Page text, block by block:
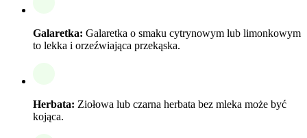
Galaretka: Galaretka o smaku cytrynowym lub limonkowym
to lekka i orzeźwiająca przekąska.
Herbata: Ziołowa lub czarna herbata bez mleka może być
kojąca.